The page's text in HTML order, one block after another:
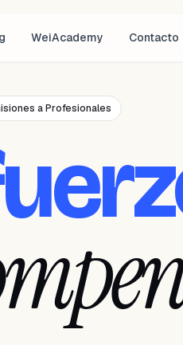
WeiAcademy Contacto
a Profesionales